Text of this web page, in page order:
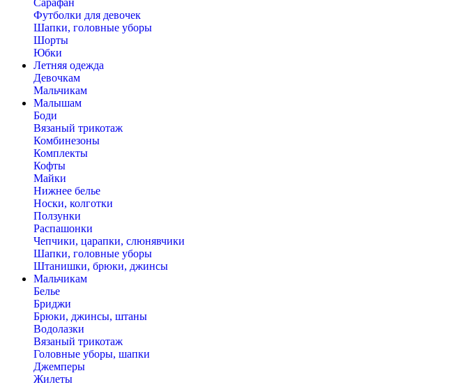
Сарафан
Футболки для девочек
Шапки, головные уборы
Шорты
Юбки
Летняя одежда
Девочкам
Мальчикам
Малышам
Боди
Вязаный трикотаж
Комбинезоны
Комплекты
Кофты
Майки
Нижнее белье
Носки, колготки
Ползунки
Распашонки
Чепчики, царапки, слюнявчики
Шапки, головные уборы
Штанишки, брюки, джинсы
Мальчикам
Белье
Бриджи
Брюки, джинсы, штаны
Водолазки
Вязаный трикотаж
Головные уборы, шапки
Джемперы
Жилеты